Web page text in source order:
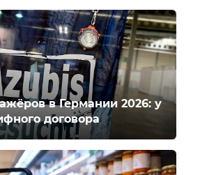
в Германии 2026: у
договора